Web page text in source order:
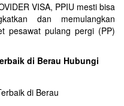
VISA, PPIU mesti bisa
dan memulangkan
pesawat pulang pergi (PP)
di Berau Hubungi